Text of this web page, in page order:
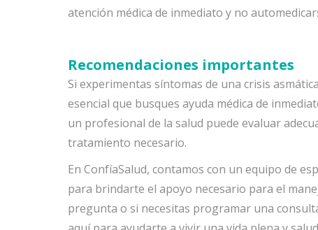
atención médica de inmediato y no
Recomendaciones importantes
Si experimentas síntomas de una crisis
esencial que busques ayuda médica de
un profesional de la salud puede evaluar
tratamiento necesario.
En ConfíaSalud, contamos con un equipo de
para brindarte el apoyo necesario para el
pregunta o si necesitas programar una